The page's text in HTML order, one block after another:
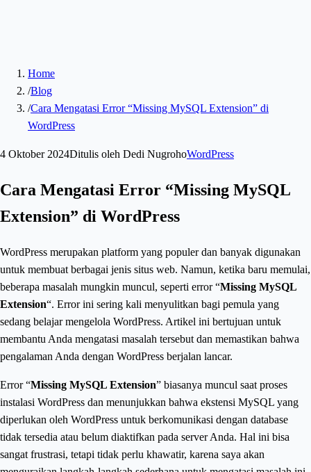
Home
/Blog
/Cara Mengatasi Error “Missing MySQL Extension” di
WordPress
4 Oktober 2024Ditulis oleh Dedi NugrohoWordPress
Cara Mengatasi Error “Missing MySQL
Extension” di WordPress
WordPress merupakan platform yang populer dan banyak digunakan
untuk membuat berbagai jenis situs web. Namun, ketika baru memulai,
beberapa masalah mungkin muncul, seperti error “Missing MySQL
Extension“. Error ini sering kali menyulitkan bagi pemula yang
sedang belajar mengelola WordPress. Artikel ini bertujuan untuk
membantu Anda mengatasi masalah tersebut dan memastikan bahwa
pengalaman Anda dengan WordPress berjalan lancar.
Error “Missing MySQL Extension” biasanya muncul saat proses
instalasi WordPress dan menunjukkan bahwa ekstensi MySQL yang
diperlukan oleh WordPress untuk berkomunikasi dengan database
tidak tersedia atau belum diaktifkan pada server Anda. Hal ini bisa
sangat frustrasi, tetapi tidak perlu khawatir, karena saya akan